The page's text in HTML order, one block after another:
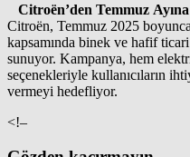
Citroën’den Temmuz
Citroën, Temmuz 2025
kapsamında binek ve hafif
sunuyor. Kampanya, hem
seçenekleriyle kullanıcıların
vermeyi hedefliyor.
<!–